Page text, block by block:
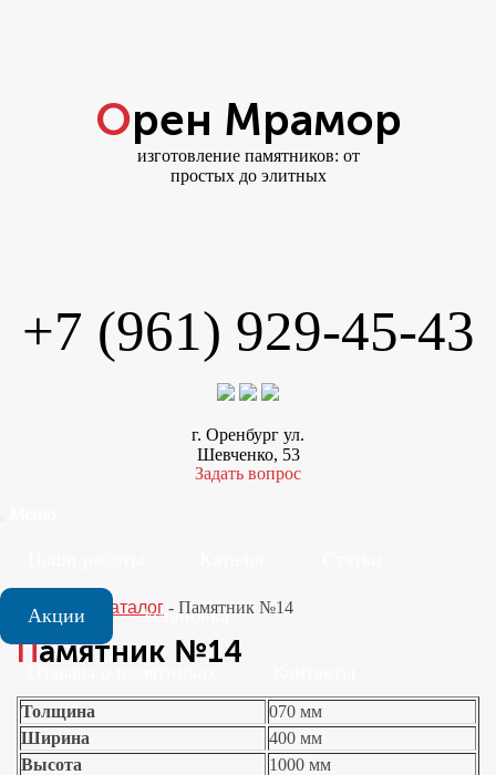
Орен Мрамор
изготовление памятников: от
простых до элитных
+7 (961) 929-45-43
г. Оренбург ул.
Шевченко, 53
Задать вопрос
Акции Установка
Главная Каталог - Памятник №14
Памятник №14
Толщина
070 мм
Ширина
400 мм
Высота
1000 мм